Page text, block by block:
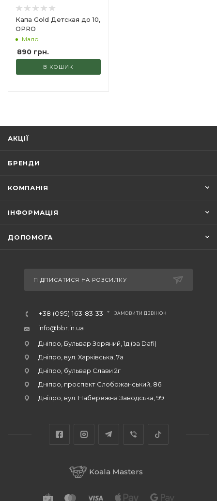
Капа Gold Детская до 10,
OPRO
Мало
890 грн.
В КОШИК
АКЦІЇ
БРЕНДИ
КОМПАНІЯ
ІНФОРМАЦІЯ
ДОПОМОГА
ПІДПИСАТИСЯ НА РОЗСИЛКУ
+38 (095) 163-83-33 ЗАМОВИТИ ДЗВІНОК
info@bbr.in.ua
Дніпро, Бульвар Зоряний, 1д (за Dafi)
Дніпро, вул. Харківська, 7а
Дніпро, бульвар Слави 2г
Дніпро, проспект Слобожанський, 86
Дніпро, вул. Набережна Заводська, 99
Koala Masters